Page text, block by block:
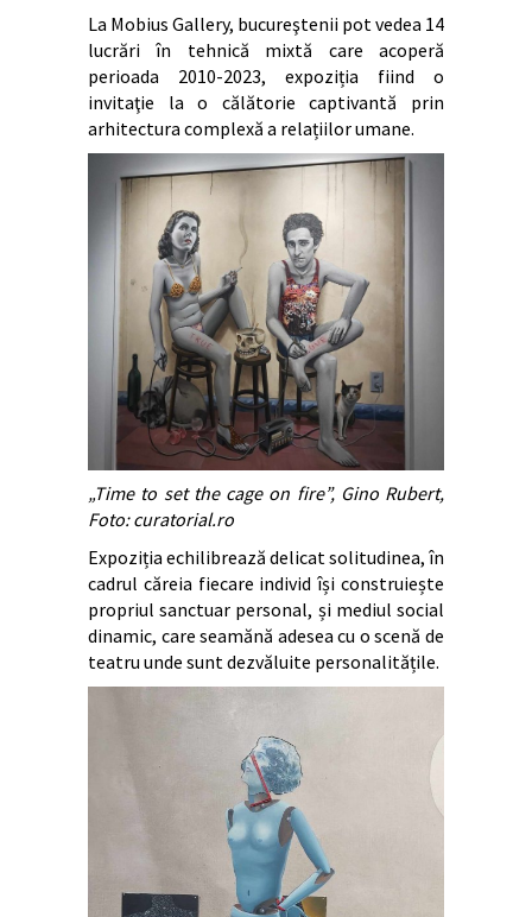
La Mobius Gallery, bucureştenii pot vedea 14
lucrări în tehnică mixtă care acoperă
perioada 2010-2023, expoziția fiind o
invitaţie la o călătorie captivantă prin
arhitectura complexă a relațiilor umane.
„Time to set the cage on fire”, Gino Rubert,
Foto: curatorial.ro
Expoziția echilibrează delicat solitudinea, în
cadrul căreia fiecare individ își construiește
propriul sanctuar personal, și mediul social
dinamic, care seamănă adesea cu o scenă de
teatru unde sunt dezvăluite personalitățile.